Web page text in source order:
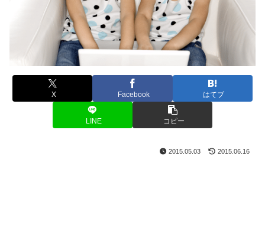
X Facebook はてブ
LINE コピー
2015.05.03 2015.06.16